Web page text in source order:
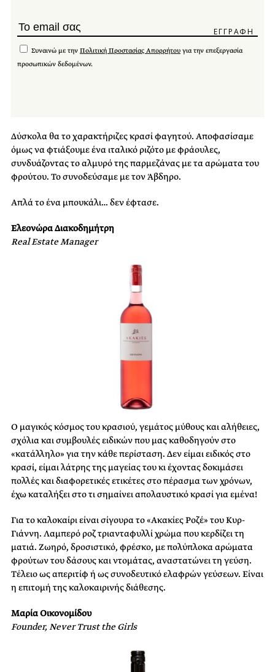
Συναινώ με την Πολιτική Προστασίας Απορρήτου για την επεξεργασία
προσωπικών δεδομένων.
Δύσκολα θα το χαρακτήριζες κρασί φαγητού. Αποφασίσαμε
όμως να φτιάξουμε ένα ιταλικό ριζότο με φράουλες,
συνδυάζοντας το αλμυρό της παρμεζάνας με τα αρώματα του
φρούτου. Το συνοδεύσαμε με τον Άβδηρο.
Απλά το ένα μπουκάλι… δεν έφτασε.
Ελεονώρα Διακοδημήτρη
Real Estate Manager
Ο μαγικός κόσμος του κρασιού, γεμάτος μύθους και αλήθειες,
σχόλια και συμβουλές ειδικών που μας καθοδηγούν στο
«κατάλληλο» για την κάθε περίσταση. Δεν είμαι ειδικός στο
κρασί, είμαι λάτρης της μαγείας του κι έχοντας δοκιμάσει
πολλές και διαφορετικές ετικέτες στο πέρασμα των χρόνων,
έχω καταλήξει στο τι σημαίνει απολαυστικό κρασί για εμένα!
Για το καλοκαίρι είναι σίγουρα το «Ακακίες Ροζέ» του Κυρ-
Γιάννη. Λαμπερό ροζ τριανταφυλλί χρώμα που κερδίζει τη
ματιά. Ζωηρό, δροσιστικό, φρέσκο, με πολύπλοκα αρώματα
φρούτων του δάσους και ντομάτας, αναστατώνει τη γεύση.
Τέλειο ως απεριτίφ ή ως συνοδευτικό ελαφρών γεύσεων. Είναι
η επιτομή της καλοκαιρινής διάθεσης.
Μαρία Οικονομίδου
Founder, Never Trust the Girls